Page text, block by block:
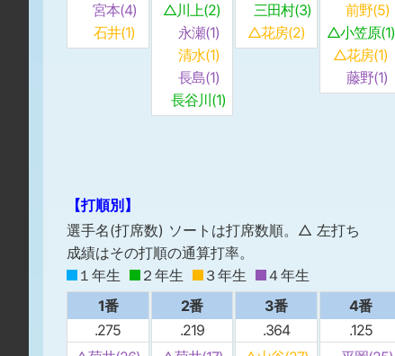
宮本(4)
石井(1)
△川上(2)
永瀬(1)
清水(1)
長島(1)
長谷川(1)
三田村(3)
△花房(2)
前野(5)
△小笠原(1)
△花房(1)
藤野(1)
【打順別】
選手名(打席数) ソートは打席数順。△ 左打ち
成績はその打順の通算打率。
１年生
２年生 ３年生
４年生
1番
.275
2番
.219
3番
.364
4番
.125